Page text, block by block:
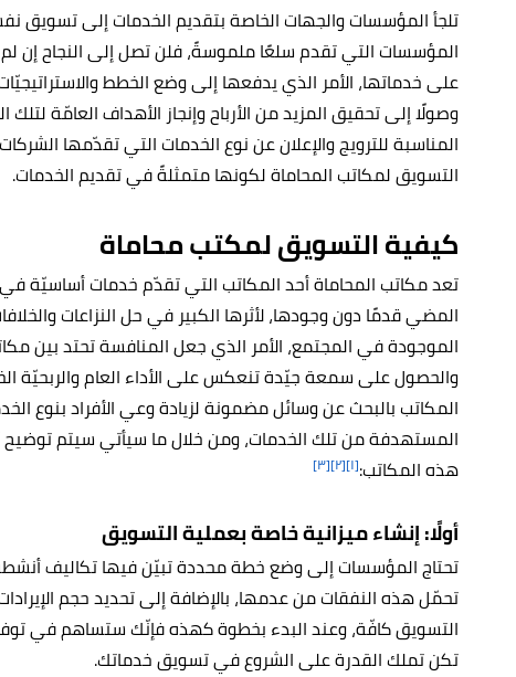
تلجأ المؤسسات والجهات الخاصة بتقديم الخدمات إلى تسويق
المؤسسات التي تقدم سلعًا ملموسةً، فلن تصل إلى النجاح إن لم
على خدماتها، الأمر الذي يدفعها إلى وضع الخطط
وصولًا إلى تحقيق المزيد من الأرباح وإنجاز الأهداف العامّة
المناسبة للترويج والإعلان عن نوع الخدمات التي تقدّمها
التسويق لمكاتب المحاماة لكونها متمثلةً في تقديم الخدمات.
كيفية التسويق لمكتب محاماة
تعد مكاتب المحاماة أحد المكاتب التي تقدّم خدمات أساسيّة
المضي قدمًا دون وجودها، لأثرها الكبير في حل النزاعات
الموجودة في المجتمع، الأمر الذي جعل المنافسة تحتد بين
والحصول على سمعة جيّدة تنعكس على الأداء العام
المكاتب بالبحث عن وسائل مضمونة لزيادة وعي الأفراد بنوع
المستهدفة من تلك الخدمات، ومن خلال ما سيأتي سيتم توضيح
هذه المكاتب:[١] [٢] [٣]
أولًا: إنشاء ميزانية خاصة بعملية التسويق
تحتاج المؤسسات إلى وضع خطة محددة تبيّن فيها تكاليف
تحمّل هذه النفقات من عدمها، بالإضافة إلى تحديد حجم
التسويق كافّة، وعند البدء بخطوة كهذه فإنّك ستساهم في
تكن تملك القدرة على الشروع في تسويق خدماتك.